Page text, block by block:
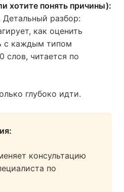
хотите понять причины):
Детальный разбор:
как оценить
с каждым типом
слов, читается по
глубоко идти.
консультацию
по